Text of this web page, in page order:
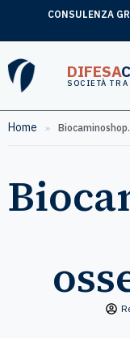
CONSULENZA
DIFESA
SOCIETÀ
Home »